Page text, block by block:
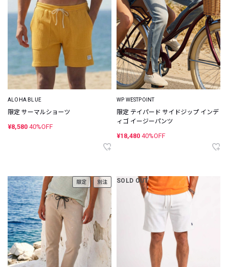
ALOHA BLUE
限定 サーマルショーツ
¥8,580 40%OFF
WP WESTPOINT
限定 テイパード サイドジップ インデ
ィゴ イージーパンツ
¥18,480 40%OFF
限定 別注 SOLD OUT